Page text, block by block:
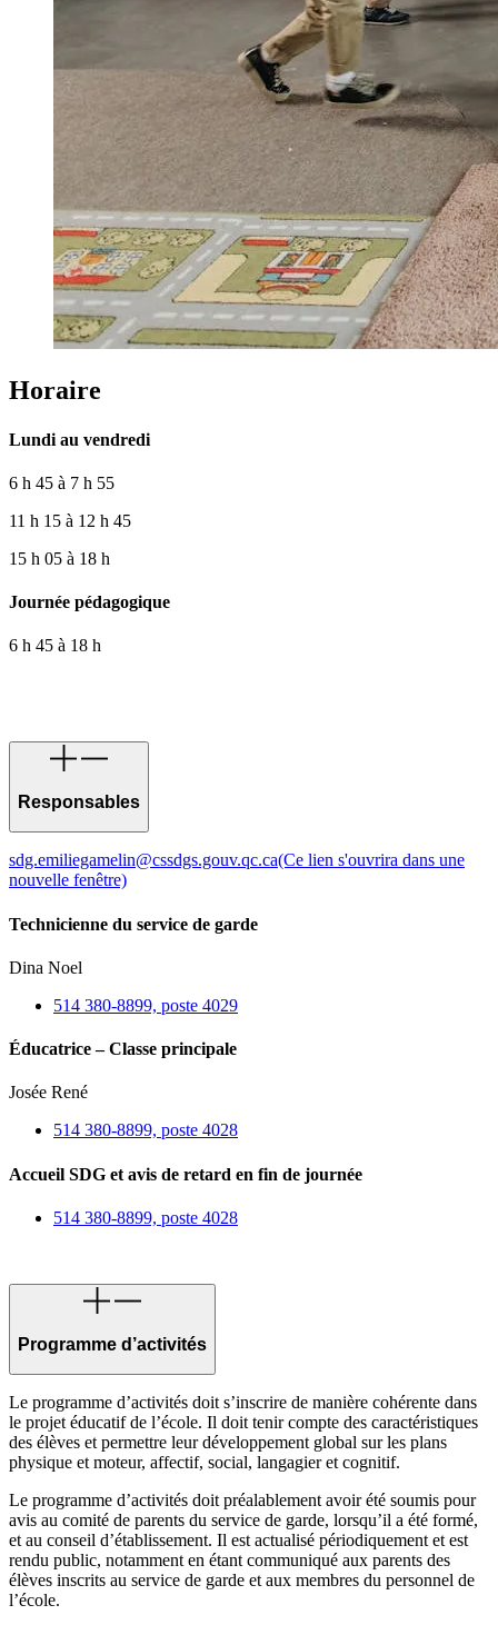
Horaire
Lundi au vendredi
6 h 45 à 7 h 55
11 h 15 à 12 h 45
15 h 05 à 18 h
Journée pédagogique
6 h 45 à 18 h
Responsables
sdg.emiliegamelin@cssdgs.gouv.qc.ca(Ce lien s'ouvrira dans une
nouvelle fenêtre)
Technicienne du service de garde
Dina Noel
514 380-8899, poste 4029
Éducatrice – Classe principale
Josée René
514 380-8899, poste 4028
Accueil SDG et avis de retard en fin de journée
514 380-8899, poste 4028
Programme d’activités
Le programme d’activités doit s’inscrire de manière cohérente dans
le projet éducatif de l’école. Il doit tenir compte des caractéristiques
des élèves et permettre leur développement global sur les plans
physique et moteur, affectif, social, langagier et cognitif.
Le programme d’activités doit préalablement avoir été soumis pour
avis au comité de parents du service de garde, lorsqu’il a été formé,
et au conseil d’établissement. Il est actualisé périodiquement et est
rendu public, notamment en étant communiqué aux parents des
élèves inscrits au service de garde et aux membres du personnel de
l’école.